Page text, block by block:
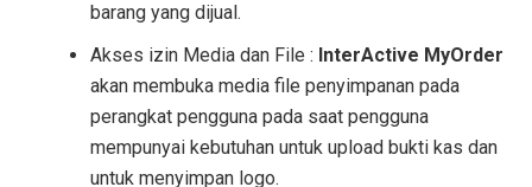
barang yang dijual.
Akses izin Media dan File : InterActive MyOrder
akan membuka media file penyimpanan pada
perangkat pengguna pada saat pengguna
mempunyai kebutuhan untuk upload bukti kas dan
untuk menyimpan logo.